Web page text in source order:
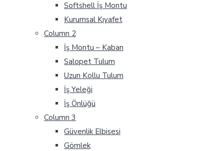
Softshell İş Montu
Kurumsal Kıyafet
Column 2
İş Montu – Kaban
Salopet Tulum
Uzun Kollu Tulum
İş Yeleği
İş Önlüğü
Column 3
Güvenlik Elbisesi
Gömlek